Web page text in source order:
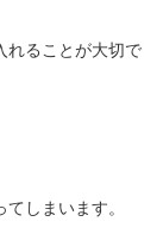
れることが大切で
しまいます。